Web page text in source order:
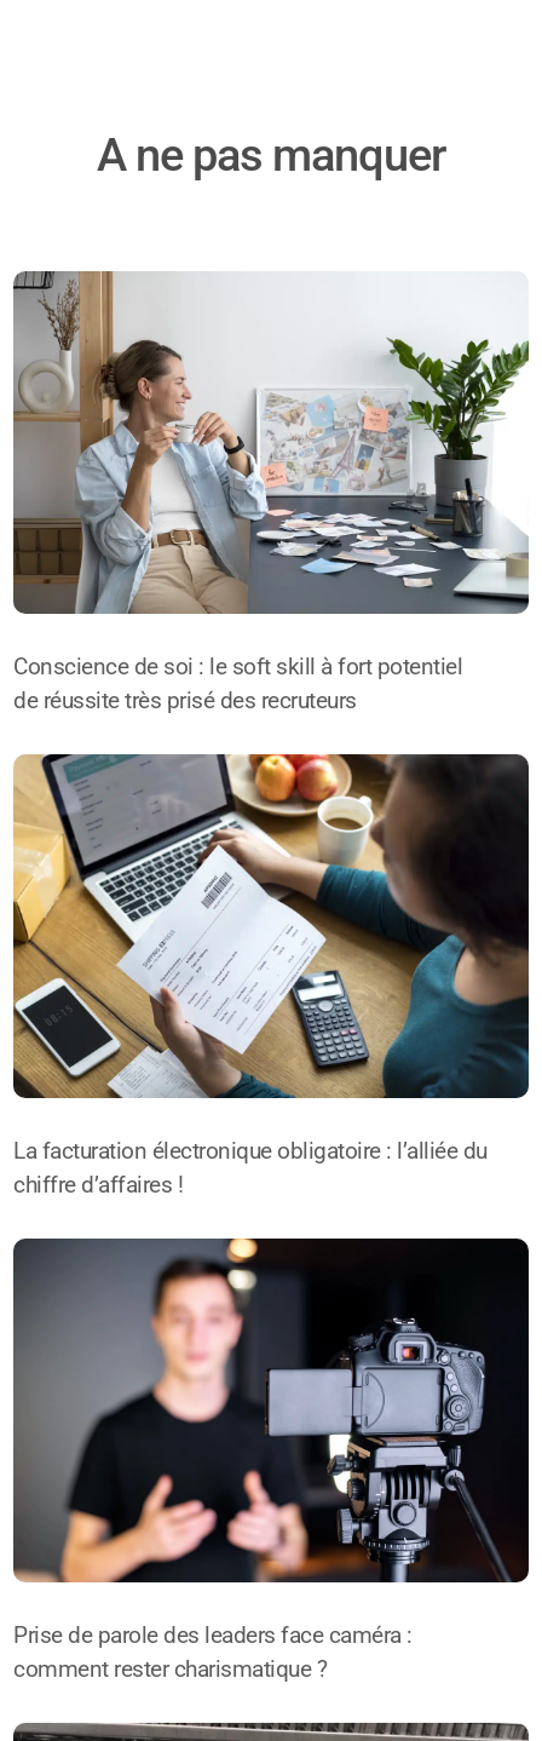
A ne pas manquer
Conscience de soi : le soft skill à fort potentiel
de réussite très prisé des recruteurs
La facturation électronique obligatoire : l’alliée du
chiffre d’affaires !
Prise de parole des leaders face caméra :
comment rester charismatique ?